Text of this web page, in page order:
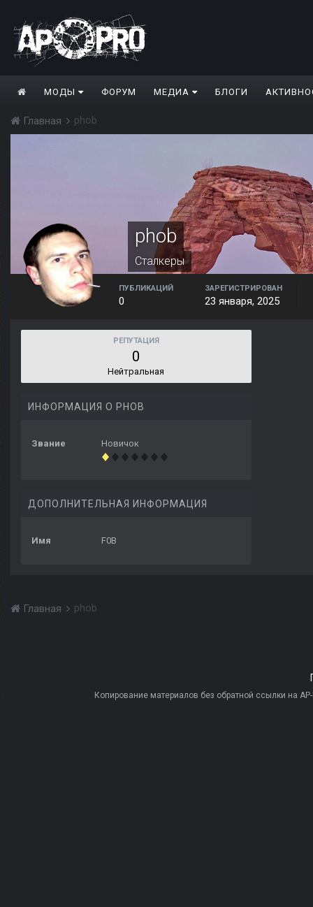
МОДЫ ФОРУМ МЕДИА БЛОГИ
Главная phob
phob
Сталкеры
ПУБЛИКАЦИЙ
0
ЗАРЕГИСТРИРОВАН
23 января, 2025
РЕПУТАЦИЯ
0
Нейтральная
ИНФОРМАЦИЯ О PHOB
Звание Новичок
ДОПОЛНИТЕЛЬНАЯ ИНФОРМАЦИЯ
Имя F0B
Главная phob
Копирование материалов без обратной ссылки на